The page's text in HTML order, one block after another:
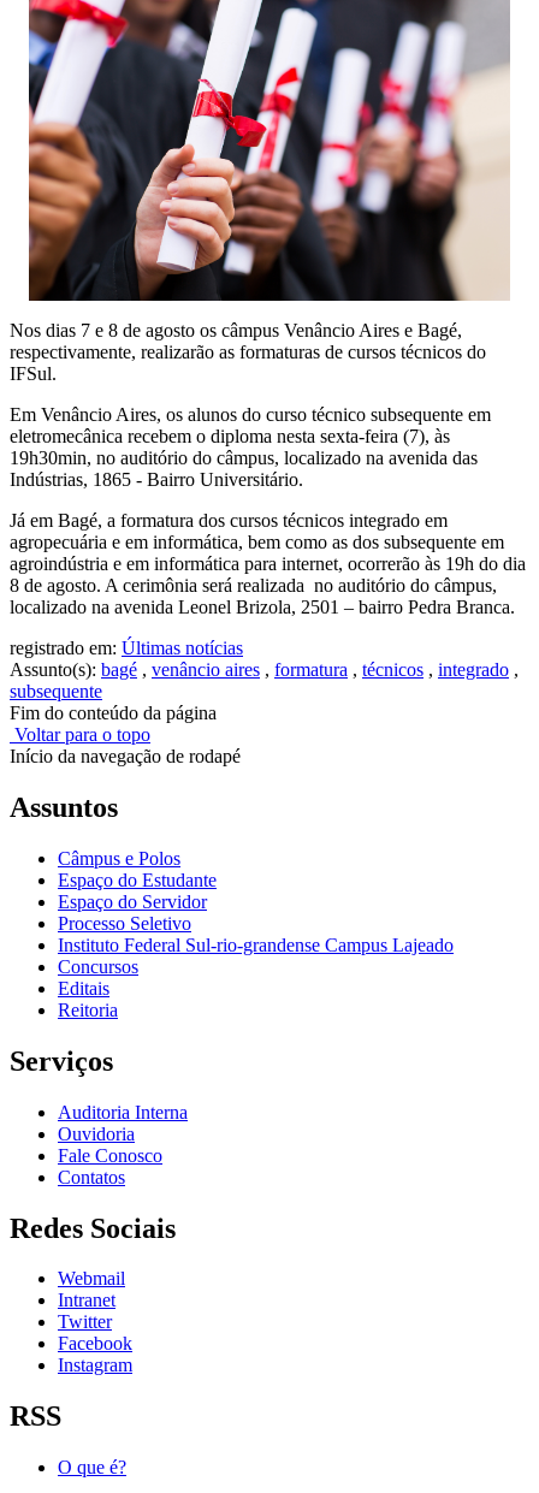
Nos dias 7 e 8 de agosto os câmpus Venâncio Aires e Bagé,
respectivamente, realizarão as formaturas de cursos técnicos do
IFSul.
Em Venâncio Aires, os alunos do curso técnico subsequente em
eletromecânica recebem o diploma nesta sexta-feira (7), às
19h30min, no auditório do câmpus, localizado na avenida das
Indústrias, 1865 - Bairro Universitário.
Já em Bagé, a formatura dos cursos técnicos integrado em
agropecuária e em informática, bem como as dos subsequente em
agroindústria e em informática para internet, ocorrerão às 19h do dia
8 de agosto. A cerimônia será realizada no auditório do câmpus,
localizado na avenida Leonel Brizola, 2501 – bairro Pedra Branca.
registrado em: Últimas notícias
Assunto(s): bagé , venâncio aires , formatura , técnicos , integrado ,
subsequente
Fim do conteúdo da página
Voltar para o topo
Início da navegação de rodapé
Assuntos
Câmpus e Polos
Espaço do Estudante
Espaço do Servidor
Processo Seletivo
Instituto Federal Sul-rio-grandense Campus Lajeado
Concursos
Editais
Reitoria
Serviços
Auditoria Interna
Ouvidoria
Fale Conosco
Contatos
Redes Sociais
Webmail
Intranet
Twitter
Facebook
Instagram
RSS
O que é?